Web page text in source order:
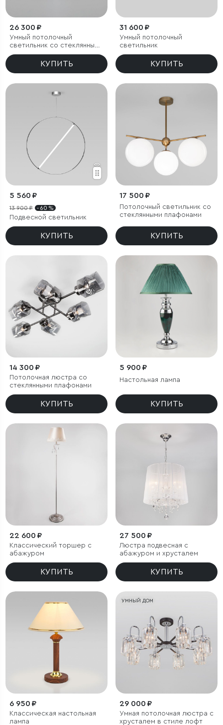
26 300 ₽
Умный потолочный
светильник со стеклянными
плафонами
КУПИТЬ
31 600 ₽
Умный потолочный
светильник
КУПИТЬ
5 560 ₽
13 900 ₽ - 60 %
Подвесной светильник
КУПИТЬ
17 500 ₽
Потолочный светильник со
стеклянными плафонами
КУПИТЬ
14 300 ₽
Потолочная люстра со
стеклянными плафонами
КУПИТЬ
5 900 ₽
Настольная лампа
КУПИТЬ
22 600 ₽
Классический торшер с
абажуром
КУПИТЬ
27 500 ₽
Люстра подвесная с
абажуром и хрусталем
КУПИТЬ
6 950 ₽
Классическая настольная
лампа
УМНЫЙ ДОМ
29 000 ₽
Умная потолочная люстра с
хрусталем в стиле лофт